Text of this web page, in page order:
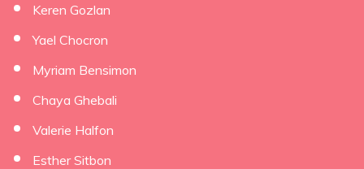
Keren Gozlan
Yael Chocron
Myriam Bensimon
Chaya Ghebali
Valerie Halfon
Esther Sitbon